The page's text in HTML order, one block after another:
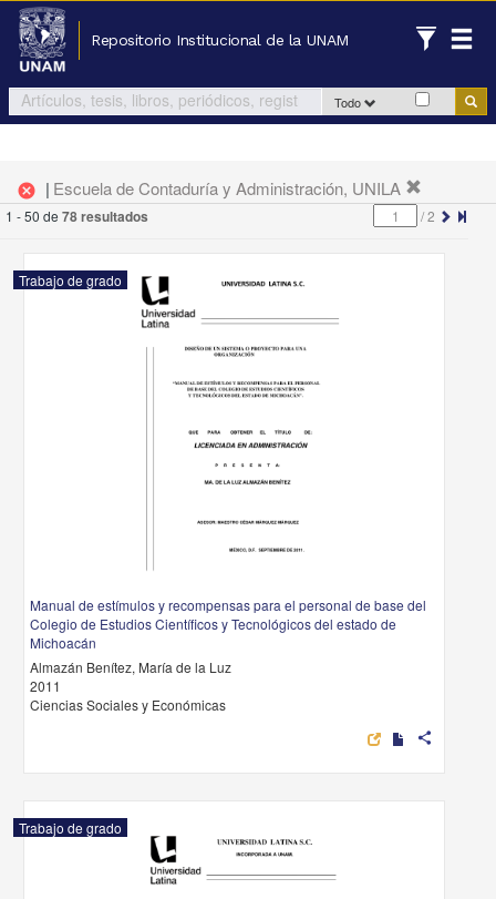
Repositorio Institucional de la UNAM
Todo
cancel | Escuela de Contaduría y Administración, UNILA
1 - 50 de 78 resultados /2
Trabajo de grado
Manual de estímulos y recompensas para el personal de base del
Colegio de Estudios Científicos y Tecnológicos del estado de
Michoacán
Almazán Benítez, María de la Luz
2011
Ciencias Sociales y Económicas
share
Trabajo de grado